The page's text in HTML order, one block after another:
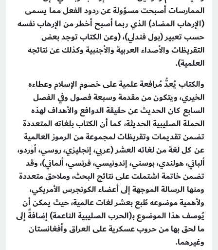
الممارسات أصبحت مسؤولة عن ردود الفعل مما يسمى
(الإرهاب المضاد) الذي ربما أصبح أخطر من الإرهاب نفسه
حسب تعبير (بول فندلي)، (وعن الكتاب توجد بعض
التقريظات والأصداء العربية والأجنبية وكذلك عن نتائجه
العلمية).
والكتاب يُعدُّ مُرافعة علمية على خصوم الإسلام وعطاءه
الخيري، ويتكون من مقدمة وسبعة فصول وفي الفصل
السابع كان الحديث عن حقيقة الدوافع والأهداف لهذه
الحملة الصليبية الحديثة، كما أن الكتاب بلغاته المتعددة
تضمن تقديمات وتقريظات لمجموعة من الرموز العالمية
عن كل لغة من لغاته العشر (عربي، إنجليزي، روسي، أوردو،
ألباني، هولندي، بوسني، إندونيسي، فرنسي، ألماني)، وقد
تضمن خاتمة اشتملت على نتائج البحث، وملاحق متعددة
ومنها الرسالة الموجهة إلى أعضاء الكونجرس الأمريكي،
ولأهمية موضوعه طُبع بعشر لغات عالمية، حيث يمكن أن
يُوصف هذا الموضوع بـ(الحرب الصليبية الناعمة) إضافةً إلى
ما لحق بها من حروب عسكرية على العراق وأفغانستان
وغيرهما.